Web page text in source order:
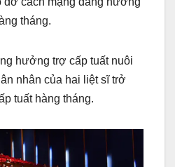
tháng.
hưởng trợ cấp tuất nuôi
nhân của hai liệt sĩ trở
tuất hàng tháng.